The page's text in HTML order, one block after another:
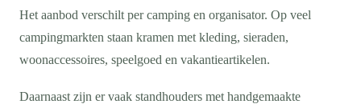
Het aanbod verschilt per camping en organisator. Op veel
campingmarkten staan kramen met kleding, sieraden,
woonaccessoires, speelgoed en vakantieartikelen.
Daarnaast zijn er vaak standhouders met handgemaakte